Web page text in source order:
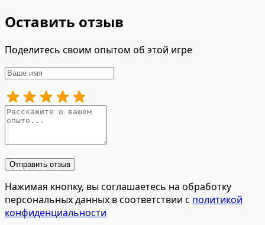
Оставить отзыв
Поделитесь своим опытом об этой игре
Отправить отзыв
Нажимая кнопку, вы соглашаетесь на обработку
персональных данных в соответствии с политикой
конфиденциальности